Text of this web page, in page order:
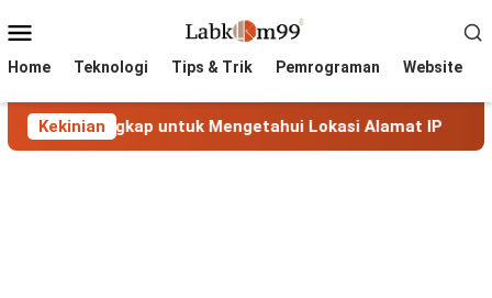
to
Menu
Home Teknologi Tips & Trik Pemrograman Website
Kekinian
untuk Mengetahui Lokasi Alamat IP MaxMind